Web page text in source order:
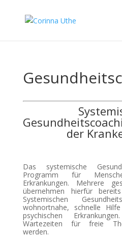
der
Das systemische
Programm für
Erkrankungen. Mehrere
übernehmen hierfür
Systemischen
wohnortnahe, schnelle
psychischen
Wartezeiten für freie
werden.